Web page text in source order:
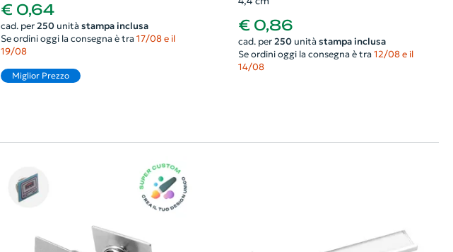
€ 0,64
cad. per 250unità stampa inclusa
Se ordini oggi la consegna è tra 17/08 e il
19/08
Miglior Prezzo
€ 0,86
cad. per 250unità stampa inclusa
Se ordini oggi la consegna è tra 12/08 e il
14/08